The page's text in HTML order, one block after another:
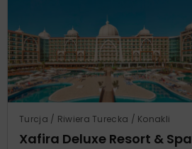
Turcja / Riwiera Turecka / Konakli
Xafira Deluxe Resort & Spa